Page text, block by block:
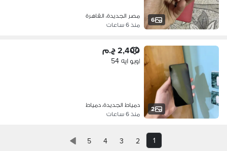
6
مصر الجديدة، القاهرة
منذ 6 ساعات
2
2,400 ج.م
اوبو ايه 54
دمياط الجديدة، دمياط
منذ 6 ساعات
1
2
3
4
5